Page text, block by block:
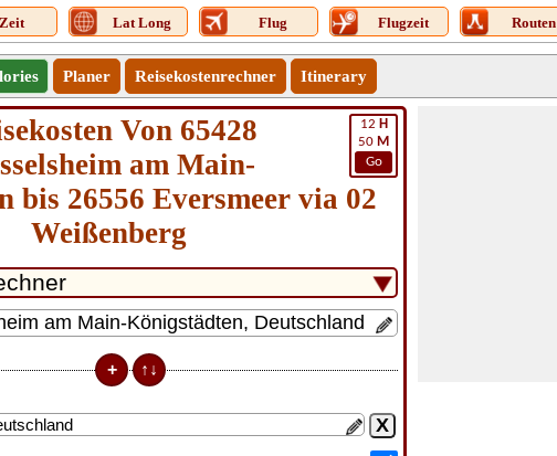
Zeit Lat Long Flug Flugzeit Routen
Planer Reisekostenrechner Itinerary
12 H
50 M
Go
Von 65428
am Main-
bis 26556 Eversmeer via 02
Weißenberg